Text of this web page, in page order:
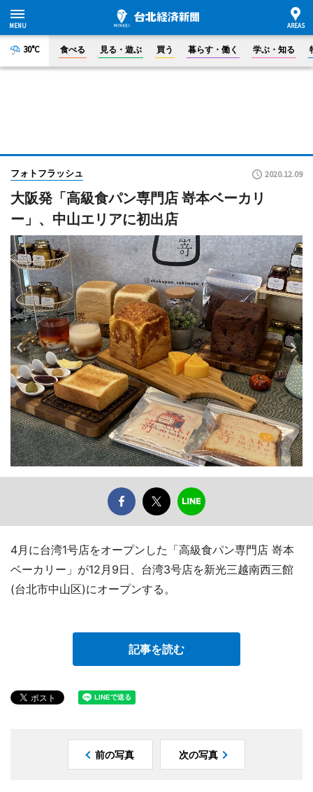
30°C 食べる 見る・遊ぶ 買う 暮らす・働く 学ぶ・知る
フォトフラッシュ 2020.12.09
大阪発「高級食パン専門店 嵜本ベーカリ
ー」、中山エリアに初出店
4月に台湾1号店をオープンした「高級食パン専門店 嵜本
ベーカリー」が12月9日、台湾3号店を新光三越南西三館
(台北市中山区)にオープンする。
記事を読む
前の写真 次の写真